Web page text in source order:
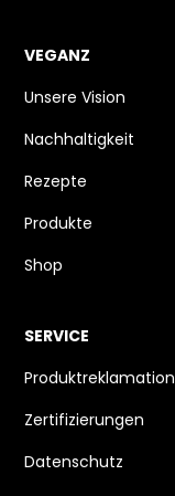
VEGANZ
Unsere Vision
Nachhaltigkeit
Rezepte
Produkte
Shop
SERVICE
Produktreklamation
Zertifizierungen
Datenschutz